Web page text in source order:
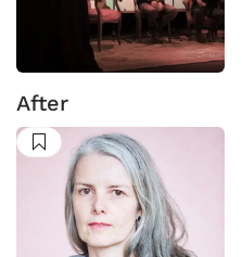
After
Suivre